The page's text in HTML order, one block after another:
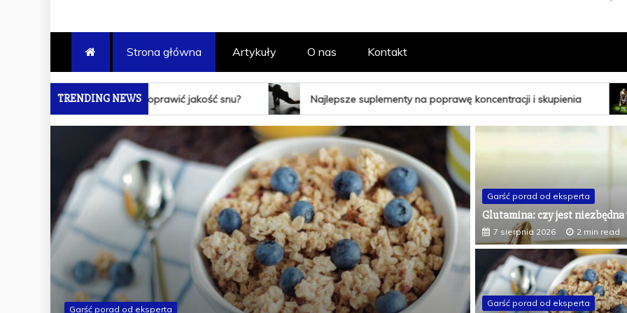
ABAK – PORTAL
TRENINGÓW, ODŻYWEK I
Strona główna Artykuły O nas Kontakt
TRENDING NEWS
poprawić jakość snu? Najlepsze suplementy na poprawę koncentracji i skupienia L-karnityna – jak
Garść porad od eksperta Garść porad od eksperta
Garść porad od eksperta
Glutamina: czy jest
7 sierpnia 2026 2 min read
Garść porad od eksperta